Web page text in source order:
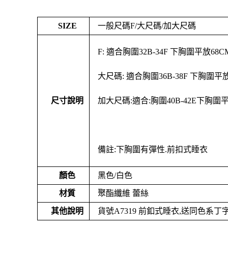
SIZE 一般尺碼F/大尺碼/加大尺碼
尺寸說明
F: 適合胸圍32B-34F 下胸圍平放
大尺碼: 適合胸圍36B-38F 下胸圍平
加大尺碼:適合:胸圍40B-42E下胸圍
備註:下胸圍有彈性.前扣式睡衣
顏色 黑色/白色
材質 聚酯纖維 蕾絲
其他說明 貨號A7319 前釦式睡衣,送同色系丁